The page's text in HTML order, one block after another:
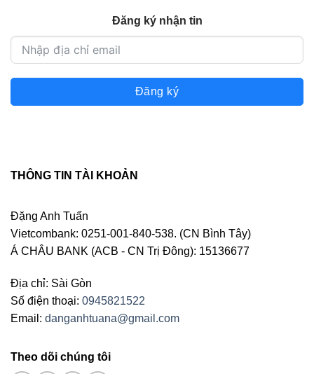
Đăng ký nhận tin
Đăng ký
THÔNG TIN TÀI KHOẢN
Đặng Anh Tuấn
Vietcombank: 0251-001-840-538. (CN Bình Tây)
Á CHÂU BANK (ACB - CN Trị Đông): 15136677
Địa chỉ: Sài Gòn
Số điện thoại: 0945821522
Email: danganhtuana@gmail.com
Theo dõi chúng tôi